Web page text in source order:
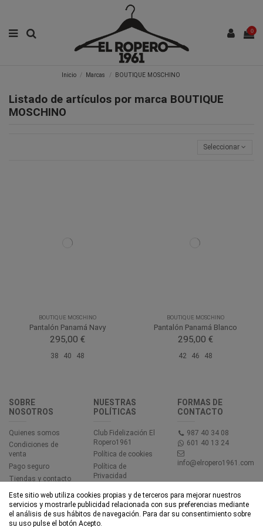
0
Inicio Marcas BOUTIQUE MOSCHINO
Listado de artículos por marca BOUTIQUE
MOSCHINO
Seleccionar
BOUTIQUE MOSCHINO
Pantalón Panamá Navy
295,00 €
38 40 48
BOUTIQUE MOSCHINO
Pantalón Panamá Blanco
295,00 €
42 46 48
SOBRE
NOSOTROS
Quienes somos
Condiciones de
venta
Pago seguro
Tiendas y contacto
NUESTRAS
POLÍTICAS
Club Fidelización El
Ropero1961
Política de cookies
Política de
Privacidad
Accesibilidad
FORMAS DE
CONTACTO
987 40 34 08
601 40 13 24
info@elropero1961.com
Este sitio web utiliza cookies propias y de terceros para mejorar nuestros
servicios y mostrarle publicidad relacionada con sus preferencias mediante
el análisis de sus hábitos de navegación. Para dar su consentimiento sobre
su uso pulse el botón Acepto.